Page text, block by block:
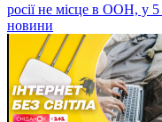
росії не місце в ООН, у
новини